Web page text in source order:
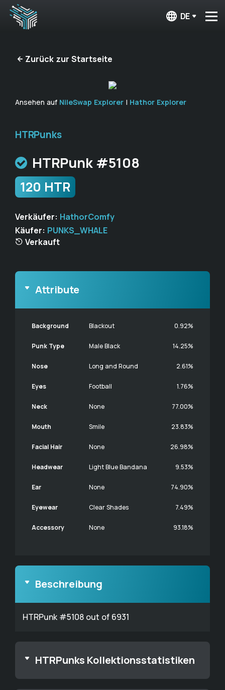
DE
Zurück zur Startseite
Ansehen auf NileSwap Explorer | Hathor Explorer
HTRPunks
HTRPunk #5108
120 HTR
Verkäufer: HathorComfy
Käufer: PUNKS_WHALE
Verkauft
Attribute
Background Blackout 0.92%
Punk Type Male Black 14.25%
Nose Long and Round 2.61%
Eyes Football 1.76%
Neck None 77.00%
Mouth Smile 23.83%
Facial Hair None 26.98%
Headwear Light Blue Bandana 9.53%
Ear None 74.90%
Eyewear Clear Shades 7.49%
Accessory None 93.18%
Beschreibung
HTRPunk #5108 out of 6931
HTRPunks Kollektionsstatistiken